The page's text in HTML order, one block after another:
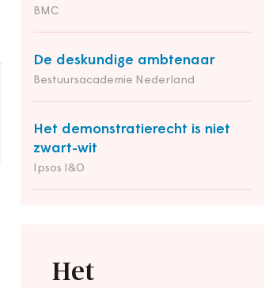
BMC
De deskundige ambtenaar
Bestuursacademie Nederland
Het demonstratierecht is niet
zwart-wit
Ipsos I&O
Het